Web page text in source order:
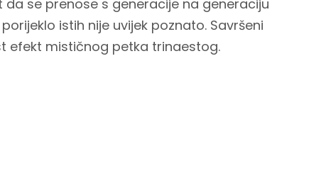
se prenose s generacije na generaciju
istih nije uvijek poznato. Savršeni
efekt mističnog petka trinaestog.